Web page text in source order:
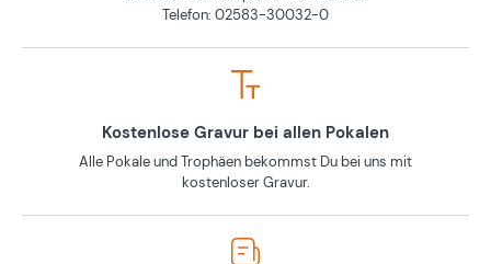
Telefon: 02583-30032-0
Kostenlose Gravur bei allen Pokalen
Alle Pokale und Trophäen bekommst Du bei uns mit
kostenloser Gravur.